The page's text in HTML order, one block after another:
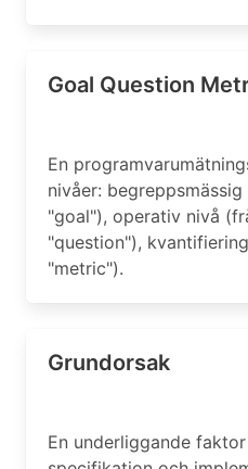
Goal Question
En
nivåer:
"goal"), operativ nivå
"question"),
"metric").
Grundorsak
En underliggande